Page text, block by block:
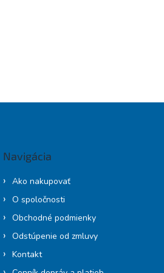
Navigácia
Ako nakupovať
O spoločnosti
Obchodné podmienky
Odstúpenie od zmluvy
Kontakt